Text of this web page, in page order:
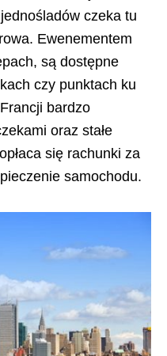
czeka tu
Ewenementem
są dostępne
czy punktach ku
bardzo
oraz stałe
się rachunki za
samochodu.